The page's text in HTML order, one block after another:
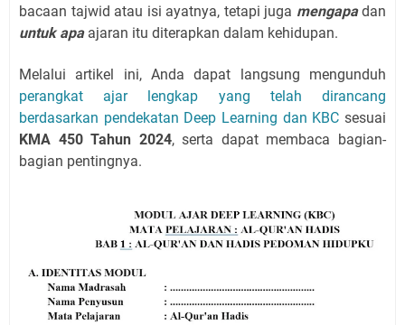
bacaan tajwid atau isi ayatnya, tetapi juga mengapadan
untuk apaajaran itu diterapkan dalam kehidupan.
Melalui artikel ini, Anda dapat langsung mengunduh
perangkat ajar lengkap yang telah dirancang
berdasarkan pendekatan Deep Learning dan KBC sesuai
KMA 450 Tahun 2024, serta dapat membaca bagian-
bagian pentingnya.